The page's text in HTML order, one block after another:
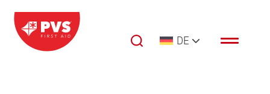
Zum Inhalt springen
Hauptnavigation DE